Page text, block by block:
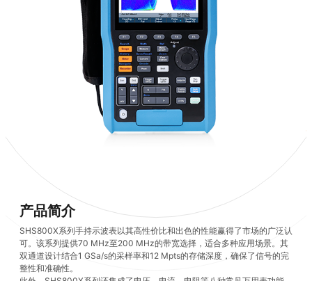
产品简介
SHS800X系列手持示波表以其高性价比和出色的性能赢得了市场的广泛认
可。该系列提供70 MHz至200 MHz的带宽选择，适合多种应用场景。其
双通道设计结合1 GSa/s的采样率和12 Mpts的存储深度，确保了信号的完
整性和准确性。